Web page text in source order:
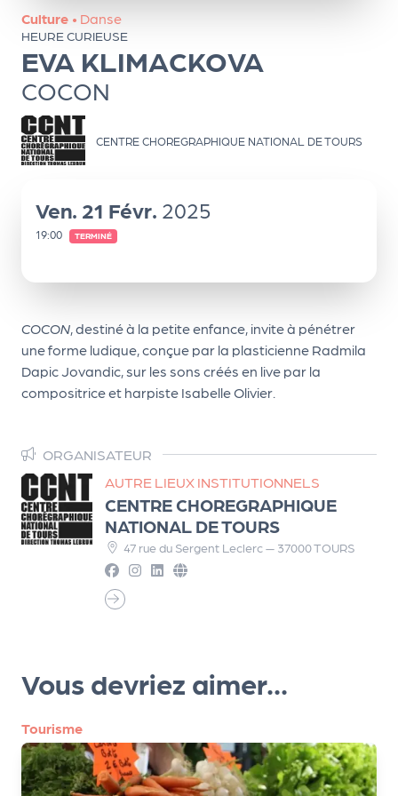
Culture • Danse
HEURE CURIEUSE
EVA KLIMACKOVA
COCON
CENTRE CHOREGRAPHIQUE NATIONAL DE TOURS
Ven. 21 Févr. 2025
19:00 TERMINÉ
COCON , destiné à la petite enfance, invite à pénétrer
une forme ludique, conçue par la plasticienne Radmila
Dapic Jovandic, sur les sons créés en live par la
compositrice et harpiste Isabelle Olivier.
ORGANISATEUR
AUTRE LIEUX INSTITUTIONNELS
CENTRE CHOREGRAPHIQUE
NATIONAL DE TOURS
47 rue du Sergent Leclerc — 37000 TOURS
Vous devriez aimer...
Tourisme
ns
PR
O
G!
PR
O
Le
Ma
g
Sui
vr
e
le
O
G!
N
os
e
k